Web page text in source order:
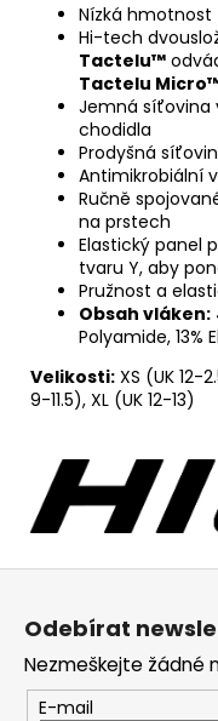
Nízká hmotnost
Hi-tech
Tactelu™
Tactelu
Jemná síťovina
chodidla
Prodyšná
Antimikrobiální
Ručně
na prstech
Elastický panel
tvaru Y, aby
Pružnost a
Obsah vláken:
Polyamide, 13%
Velikosti: XS (UK 12-
9-11.5), XL (UK 12-13)
Z
Odebírat
Nezmeškejte žádné
E-mail